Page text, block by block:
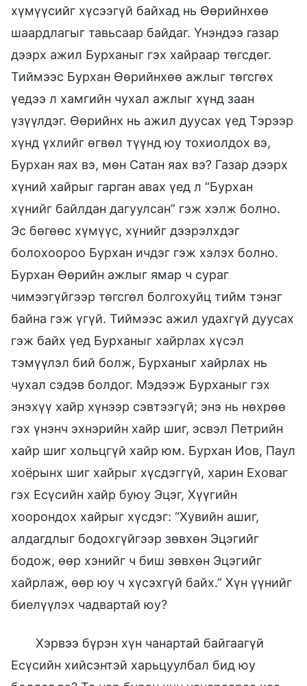
хүмүүсийг хүсээгүй байхад нь Өөрийнхөө
шаардлагыг тавьсаар байдаг. Үнэндээ газар
дээрх ажил Бурханыг гэх хайраар төгсдөг.
Тиймээс Бурхан Өөрийнхөө ажлыг төгсгөх
үедээ л хамгийн чухал ажлыг хүнд заан
үзүүлдэг. Өөрийнх нь ажил дуусах үед Тэрээр
хүнд үхлийг өгвөл түүнд юу тохиолдох вэ,
Бурхан яах вэ, мөн Сатан яах вэ? Газар дээрх
хүний хайрыг гарган авах үед л “Бурхан
хүнийг байлдан дагуулсан” гэж хэлж болно.
Эс бөгөөс хүмүүс, хүнийг дээрэлхдэг
болохоороо Бурхан ичдэг гэж хэлэх болно.
Бурхан Өөрийн ажлыг ямар ч сураг
чимээгүйгээр төгсгөл болгохуйц тийм тэнэг
байна гэж үгүй. Тиймээс ажил удахгүй дуусах
гэж байх үед Бурханыг хайрлах хүсэл
тэмүүлэл бий болж, Бурханыг хайрлах нь
чухал сэдэв болдог. Мэдээж Бурханыг гэх
энэхүү хайр хүнээр сэвтээгүй; энэ нь нөхрөө
гэх үнэнч эхнэрийн хайр шиг, эсвэл Петрийн
хайр шиг хольцгүй хайр юм. Бурхан Иов, Паул
хоёрынх шиг хайрыг хүсдэггүй, харин Еховаг
гэх Есүсийн хайр буюу Эцэг, Хүүгийн
хоорондох хайрыг хүсдэг: “Хувийн ашиг,
алдагдлыг бодохгүйгээр зөвхөн Эцэгийг
бодож, өөр хэнийг ч биш зөвхөн Эцэгийг
хайрлаж, өөр юу ч хүсэхгүй байх.” Хүн үүнийг
биелүүлэх чадвартай юу?
Хэрвээ бүрэн хүн чанартай байгаагүй
Есүсийн хийсэнтэй харьцуулбал бид юу